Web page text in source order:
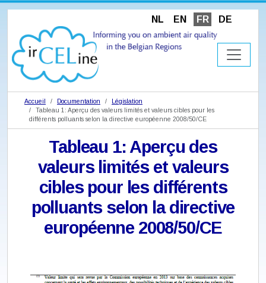
NL EN FR DE
Accueil Documentation
Législation
Tableau 1: Aperçu des valeurs limités et valeurs cibles pour les
différents polluants selon la directive européenne 2008/50/CE
Tableau 1: Aperçu des
valeurs limités et valeurs
cibles pour les différents
polluants selon la directive
européenne 2008/50/CE